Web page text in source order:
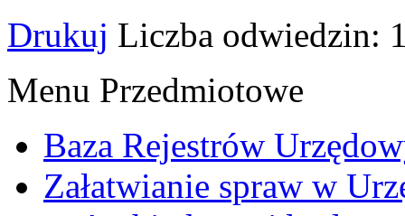
Drukuj Liczba odwiedzin:
Menu Przedmiotowe
Baza Rejestrów
Załatwianie spraw w